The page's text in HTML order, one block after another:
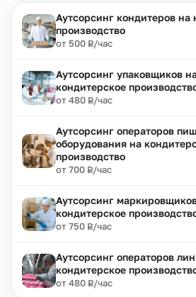
Аутсорсинг кондитеров на
производство
от 500 ₽
Р/час
Аутсорсинг упаковщиков
кондитерское
от 480 ₽
Р/час
Аутсорсинг операторов
оборудования на
производство
от 700 ₽
Р/час
Аутсорсинг
кондитерское
от 750 ₽
Р/час
Аутсорсинг операторов
кондитерское
от 480 ₽
Р/час